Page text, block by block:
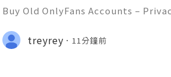
Buy Old OnlyFans Accounts –
💲💫🌐✨💎Fast & Reliable 24/7
✨💎WhatsApp :+1 (506) 541-7768
treyrey 11分鐘前